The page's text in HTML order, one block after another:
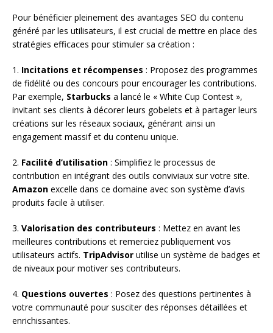
Pour bénéficier pleinement des avantages SEO du contenu
généré par les utilisateurs, il est crucial de mettre en place des
stratégies efficaces pour stimuler sa création :
1. Incitations et récompenses : Proposez des programmes
de fidélité ou des concours pour encourager les contributions.
Par exemple, Starbucks a lancé le « White Cup Contest »,
invitant ses clients à décorer leurs gobelets et à partager leurs
créations sur les réseaux sociaux, générant ainsi un
engagement massif et du contenu unique.
2. Facilité d’utilisation : Simplifiez le processus de
contribution en intégrant des outils conviviaux sur votre site.
Amazon excelle dans ce domaine avec son système d’avis
produits facile à utiliser.
3. Valorisation des contributeurs : Mettez en avant les
meilleures contributions et remerciez publiquement vos
utilisateurs actifs. TripAdvisor utilise un système de badges et
de niveaux pour motiver ses contributeurs.
4. Questions ouvertes : Posez des questions pertinentes à
votre communauté pour susciter des réponses détaillées et
enrichissantes.